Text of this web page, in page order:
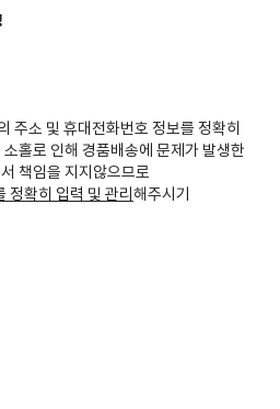
주소 및 휴대전화번호 정보를 정확히
홀로 인해 경품배송에 문제가 발생한
책임을 지지않으므로
정확히 입력 및 관리해주시기